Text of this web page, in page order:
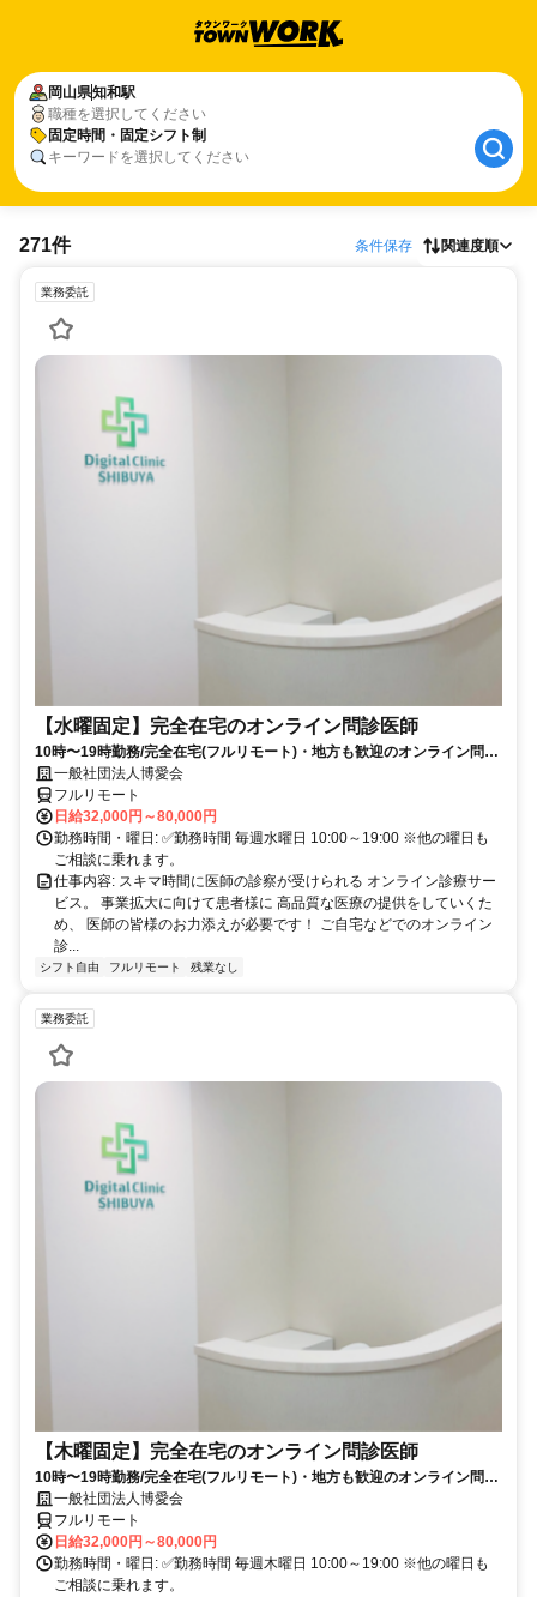
岡山県知和駅
職種を選択してください
固定時間・固定シフト制
キーワードを選択してください
271件 条件保存 関連度順
業務委託
【水曜固定】完全在宅のオンライン問診医師
10時〜19時勤務/完全在宅(フルリモート)・地方も歓迎のオンライン問診
業務一般社団法人博愛会
フルリモート
日給32,000円～80,000円
勤務時間・曜日: ✅勤務時間 毎週水曜日 10:00～19:00 ※他の曜日も
ご相談に乗れます。
仕事内容: スキマ時間に医師の診察が受けられる オンライン診療サー
ビス。 事業拡大に向けて患者様に 高品質な医療の提供をしていくた
め、 医師の皆様のお力添えが必要です！ ご自宅などでのオンライン
診...
シフト自由 フルリモート 残業なし
業務委託
【木曜固定】完全在宅のオンライン問診医師
10時〜19時勤務/完全在宅(フルリモート)・地方も歓迎のオンライン問診
業務一般社団法人博愛会
フルリモート
日給32,000円～80,000円
勤務時間・曜日: ✅勤務時間 毎週木曜日 10:00～19:00 ※他の曜日も
ご相談に乗れます。